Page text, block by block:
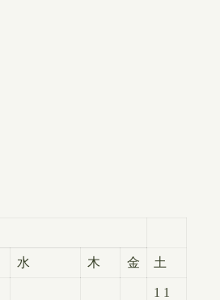
水 木 金 土
1 1